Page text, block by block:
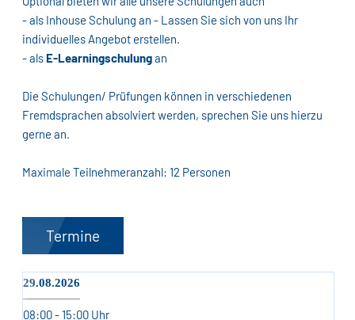
- als Inhouse Schulung an - Lassen Sie sich von uns Ihr
individuelles Angebot erstellen.
- als E-Learningschulungan
Die Schulungen/ Prüfungen können in verschiedenen
Fremdsprachen absolviert werden, sprechen Sie uns hierzu
gerne an.
Maximale Teilnehmeranzahl: 12 Personen
Termine
29.08.2026
08:00 - 15:00 Uhr